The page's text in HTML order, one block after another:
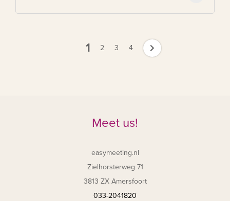
1 2 3 4
Meet us!
easymeeting.nl
Zielhorsterweg 71
3813 ZX Amersfoort
033-2041820